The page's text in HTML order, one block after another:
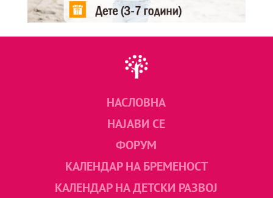
НАСЛОВНА
НАЈАВИ СЕ
ФОРУМ
КАЛЕНДАР НА БРЕМЕНОСТ
КАЛЕНДАР НА ДЕТСКИ РАЗВОЈ